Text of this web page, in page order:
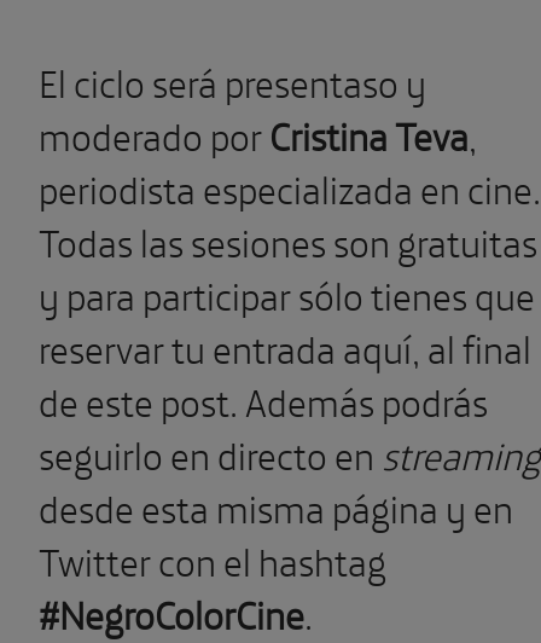
El ciclo será presentaso y
moderado porCristina Teva,
periodista especializada en cine.
Todas las sesiones son gratuitas
y para participar sólo tienes que
reservar tu entrada aquí, al final
de este post. Además podrás
seguirlo en directo en streaming
desde esta misma página y en
Twitter con el hashtag
#NegroColorCine.